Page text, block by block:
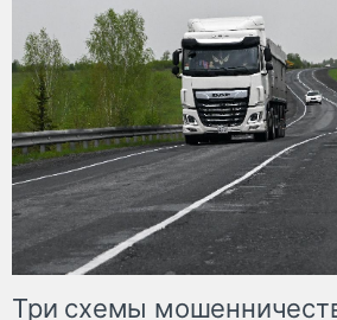
Три схемы